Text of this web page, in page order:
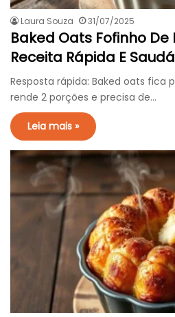
Laura Souza 31/07/2025
Baked Oats Fofinho De
Receita Rápida E
Resposta rápida: Baked oats fica
rende 2 porções e precisa de…
Leia mais »